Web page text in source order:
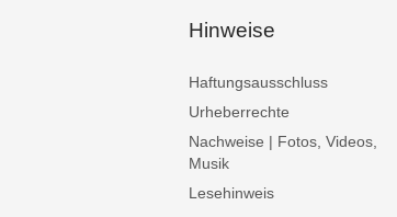
Hinweise
Haftungsausschluss
Urheberrechte
Nachweise | Fotos, Videos,
Musik
Lesehinweis